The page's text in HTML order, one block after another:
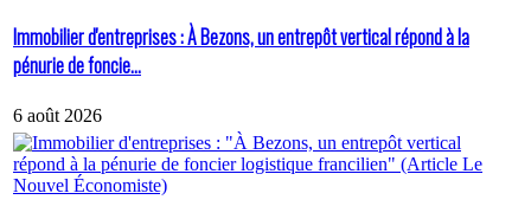
Immobilier d'entreprises : À Bezons, un entrepôt vertical répond à la
pénurie de foncie...
6 août 2026